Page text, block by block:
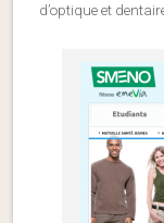
d’optique et